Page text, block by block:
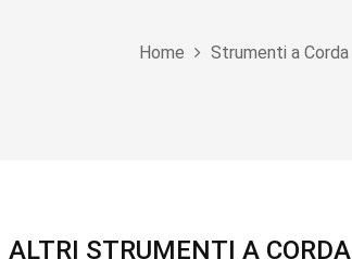
Home Strumenti a Corda
ALTRI STRUMENTI A CORDA